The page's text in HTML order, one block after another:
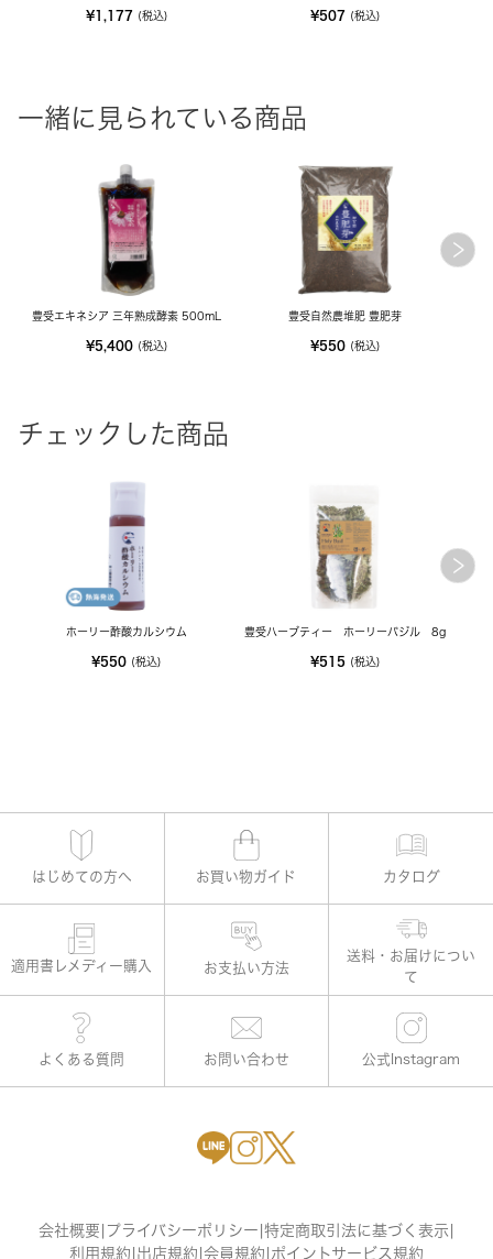
¥1,177 (税込) ¥507 (税込)
一緒に見られている商品
豊受エキネシア 三年熟成酵素 500mL
¥5,400 (税込)
豊受自然農堆肥 豊肥芽
¥550 (税込)
チェックした商品
ホーリー酢酸カルシウム
¥550 (税込)
豊受ハーブティー ホーリーバジル 8g
¥515 (税込)
はじめての方へ お買い物ガイド カタログ
適用書レメディー購入 お支払い方法
よくある質問 お問い合わせ 公式Instagram
会社概要 プライバシーポリシー 特定商取引法に基づく表示
利用規約 出店規約 会員規約 ポイントサービス規約